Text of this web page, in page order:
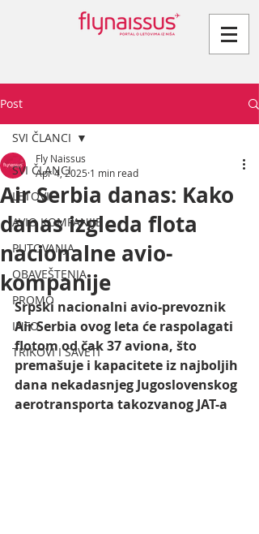
Post
SVI ČLANCI
LETOVI
AVIO KOMPANIJE
PUTOVANJA
OBAVEŠTENJA
PROMO
INFO
TRIKOVI I SAVETI
SVI ČLANCI
Air Serbia danas: Kako
danas izgleda flota
nacionalne avio-
kompanije
Fly Naissus
Apr 4, 2025 1 min read
Srpski nacionalni avio-prevoznik
Air Serbia ovog leta će raspolagati
flotom od čak 37 aviona, što
premašuje i kapacitete iz najboljih
dana nekadasnjeg Jugoslovenskog
aerotransporta takozvanog JAT-a